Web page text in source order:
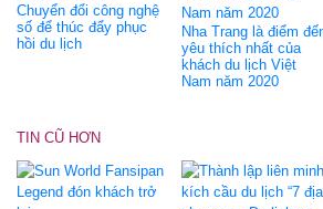
Chuyển đổi công nghệ
số để thúc đẩy phục
hồi du lịch
Nha Trang là điểm
yêu thích nhất của
khách du lịch Việt
Nam năm 2020
TIN CŨ HƠN